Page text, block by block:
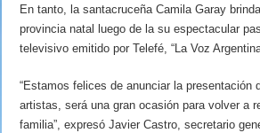
En tanto, la santacruceña Camila Garay
provincia natal luego de la su espectacular
televisivo emitido por Telefé, “La Voz
“Estamos felices de anunciar la presentación
artistas, será una gran ocasión para volver a
familia”, expresó Javier Castro, secretario